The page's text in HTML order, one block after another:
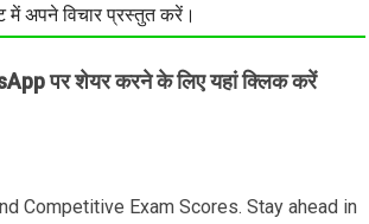
अपने विचार प्रस्तुत करें।
पर शेयर करने के लिए यहां क्लिक करें
Competitive Exam Scores. Stay ahead in